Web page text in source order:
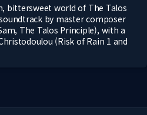
bittersweet world of The Talos
by master composer
The Talos Principle), with a
(Risk of Rain 1 and